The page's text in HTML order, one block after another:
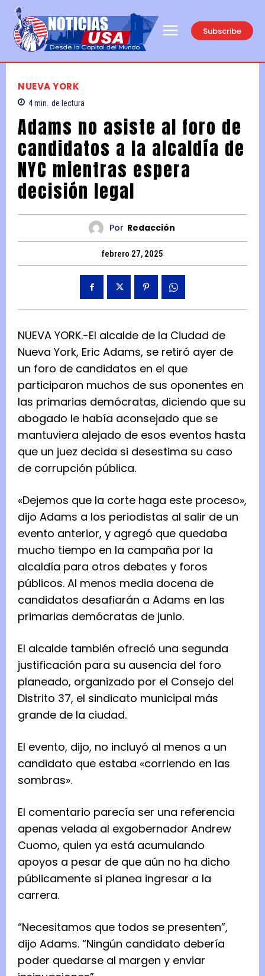
Subscribe
NUEVA YORK
4min. de lectura
Adams no asiste al foro de
candidatos a la alcaldía de
NYC mientras espera
decisión legal
Por Redacción
febrero 27, 2025
NUEVA YORK.-El alcalde de la Ciudad de
Nueva York, Eric Adams, se retiró ayer de
un foro de candidatos en el que
participaron muchos de sus oponentes en
las primarias demócratas, diciendo que su
abogado le había aconsejado que se
mantuviera alejado de esos eventos hasta
que un juez decida si desestima su caso
de corrupción pública.
«Dejemos que la corte haga este proceso»,
dijo Adams a los periodistas al salir de un
evento anterior, y agregó que quedaba
mucho tiempo en la campaña por la
alcaldía para otros debates y foros
públicos. Al menos media docena de
candidatos desafiarán a Adams en las
primarias demócratas de junio.
El alcalde también ofreció una segunda
justificación para su ausencia del foro
planeado, organizado por el Consejo del
Distrito 37, el sindicato municipal más
grande de la ciudad.
El evento, dijo, no incluyó al menos a un
candidato que estaba «corriendo en las
sombras».
El comentario parecía ser una referencia
apenas velada al exgobernador Andrew
Cuomo, quien ya está acumulando
apoyos a pesar de que aún no ha dicho
públicamente si planea ingresar a la
carrera.
“Necesitamos que todos se presenten”,
dijo Adams. “Ningún candidato debería
poder quedarse al margen y enviar